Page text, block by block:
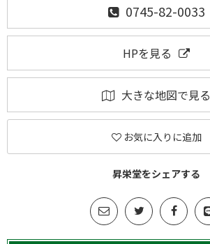
0745-82-0033
HPを見る
大きな地図で見る
お気に入りに追加
昇栄堂をシェアする